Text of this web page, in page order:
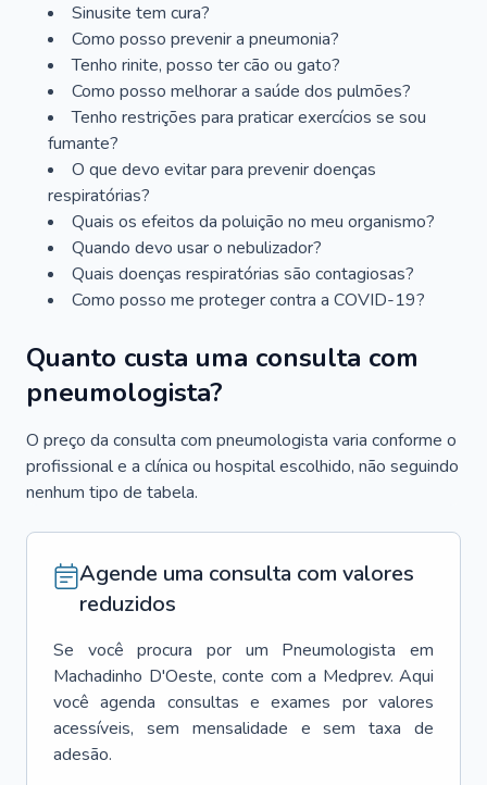
Sinusite tem cura?
Como posso prevenir a pneumonia?
Tenho rinite, posso ter cão ou gato?
Como posso melhorar a saúde dos pulmões?
Tenho restrições para praticar exercícios se sou
fumante?
O que devo evitar para prevenir doenças
respiratórias?
Quais os efeitos da poluição no meu organismo?
Quando devo usar o nebulizador?
Quais doenças respiratórias são contagiosas?
Como posso me proteger contra a COVID-19?
Quanto custa uma consulta com
pneumologista?
O preço da consulta com pneumologista varia conforme o
profissional e a clínica ou hospital escolhido, não seguindo
nenhum tipo de tabela.
Agende uma consulta com valores
reduzidos
Se você procura por um Pneumologista
em
Machadinho D'Oeste, conte com a Medprev. Aqui
você agenda consultas e exames por valores
acessíveis, sem mensalidade e sem taxa de
adesão.